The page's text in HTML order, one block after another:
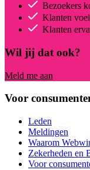
Bezoekers
Klanten
Klanten
Wil jij dat ook?
Meld me aan
Voor
Leden
Meldingen
Waarom
Zekerheden en
Voor